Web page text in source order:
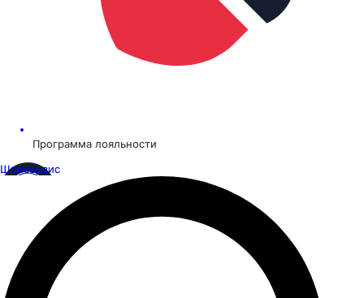
Программа лояльности
Шинсервис